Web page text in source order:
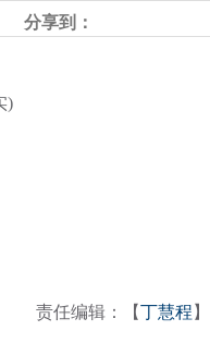
分享到：
)
责任编辑：【丁慧程 】